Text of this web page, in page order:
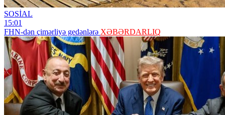
SOSİAL
15:01
FHN-dən çimərliyə gedənlərə XƏBƏRDARLIQ